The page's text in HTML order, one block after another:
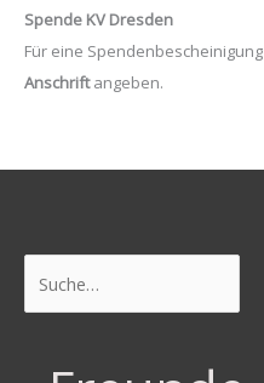
Spende KV Dresden
Für eine Spendenbescheinigung
Anschriftangeben.